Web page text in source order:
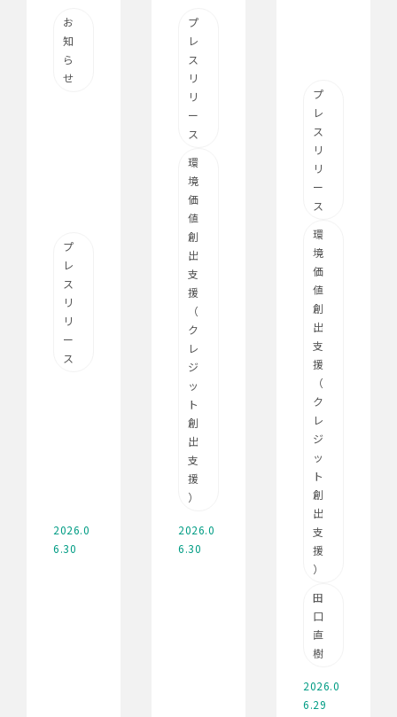
お
知
ら
せ
プ
レ
ス
リ
リ
ー
ス
2026.0
6.30
プ
レ
ス
リ
リ
ー
ス
環
境
価
値
創
出
支
援
（
ク
レ
ジ
ッ
ト
創
出
支
援
）
2026.0
6.30
プ
レ
ス
リ
リ
ー
ス
環
境
価
値
創
出
支
援
（
ク
レ
ジ
ッ
ト
創
出
支
援
）
田
口
直
樹
2026.0
6.29